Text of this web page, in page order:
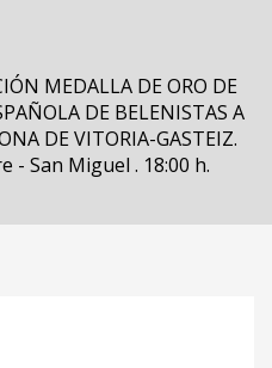
MEDALLA DE ORO DE
DE BELENISTAS A
DE VITORIA-GASTEIZ.
- San Miguel . 18:00 h.